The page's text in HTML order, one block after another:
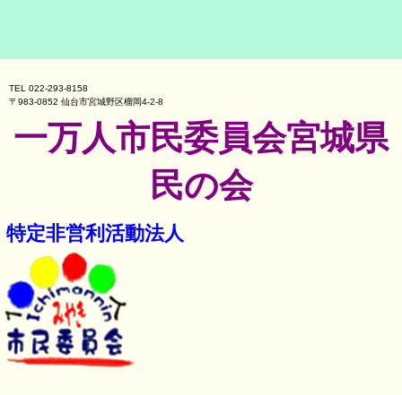
TEL 022-293-8158
〒983-0852 仙台市宮城野区榴岡4-2-8
一万人市民委員会宮城県
民の会
特定非営利活動法人